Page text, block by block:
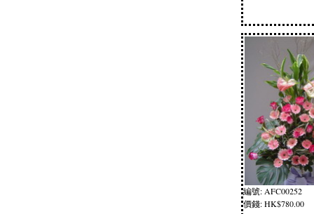
編號: AFC00252
價錢: HK$780.00